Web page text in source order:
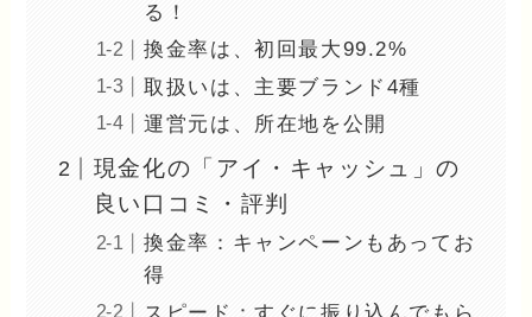
る！
換金率は、初回最大99.2%
取扱いは、主要ブランド4種
運営元は、所在地を公開
現金化の「アイ・キャッシュ」の
良い口コミ・評判
換金率：キャンペーンもあってお
得
スピード：すぐに振り込んでもら